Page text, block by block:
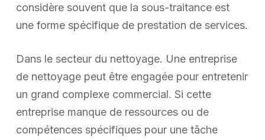
considère souvent que la sous-traitance est
une forme spécifique de prestation de services.
Dans le secteur du nettoyage. Une entreprise
de nettoyage peut être engagée pour entretenir
un grand complexe commercial. Si cette
entreprise manque de ressources ou de
compétences spécifiques pour une tâche